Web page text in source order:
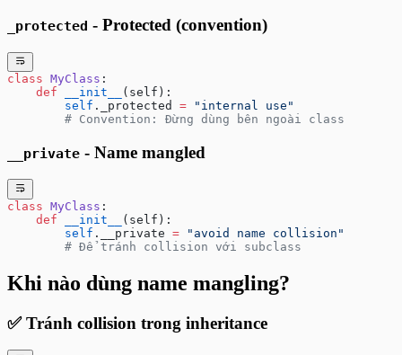
_protected - Protected (convention)
class MyClass :
    def
__init__
(self):
        self
._protected = "internal use"
        # Convention: Đừng dùng bên ngoài class
__private - Name mangled
class MyClass :
    def
__init__
(self):
        self
.__private = "avoid name collision"
        # Để tránh collision với subclass
Khi nào dùng name mangling?
✅ Tránh collision trong inheritance